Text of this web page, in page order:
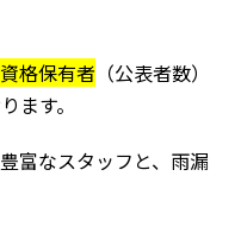
格保有者 （公表者数）
ます。
富なスタッフと、雨漏